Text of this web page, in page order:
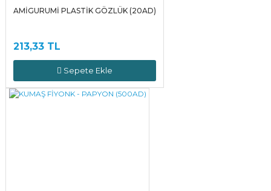
AMİGURUMİ PLASTİK GÖZLÜK (20AD)
213,33 TL
Sepete Ekle